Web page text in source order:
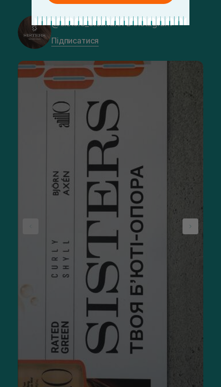
@sisters_stelmakh в Instagram
Підписатися